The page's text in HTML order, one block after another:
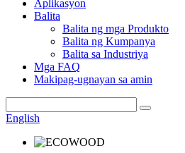
Aplikasyon
Balita
Balita ng mga Produkto
Balita ng Kumpanya
Balita sa Industriya
Mga FAQ
Makipag-ugnayan sa amin
English